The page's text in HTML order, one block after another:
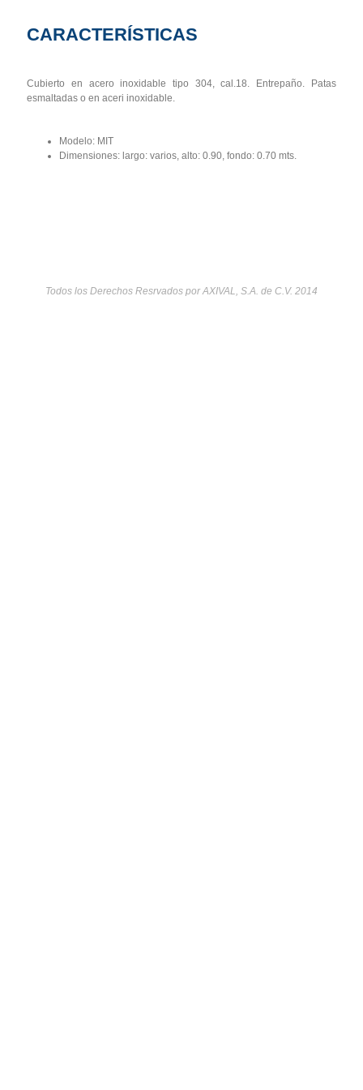
CARACTERÍSTICAS
Cubierto en acero inoxidable tipo 304, cal.18. Entrepaño. Patas
esmaltadas o en aceri inoxidable.
Modelo: MIT
Dimensiones: largo: varios, alto: 0.90, fondo: 0.70 mts.
Todos los Derechos Resrvados por AXIVAL, S.A. de C.V. 2014